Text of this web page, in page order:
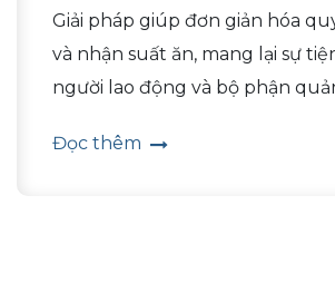
Giải pháp giúp đơn giản hóa
và nhận suất ăn, mang lại sự
người lao động và bộ phận
Đọc thêm